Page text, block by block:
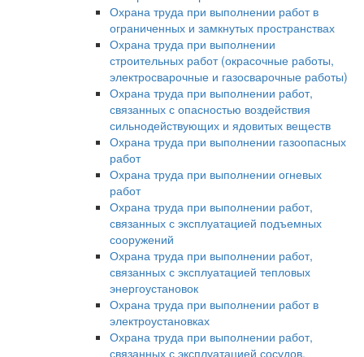
Охрана труда при выполнении работ в
ограниченных и замкнутых пространствах
Охрана труда при выполнении
строительных работ (окрасочные работы,
электросварочные и газосварочные работы)
Охрана труда при выполнении работ,
связанных с опасностью воздействия
сильнодействующих и ядовитых веществ
Охрана труда при выполнении газоопасных
работ
Охрана труда при выполнении огневых
работ
Охрана труда при выполнении работ,
связанных с эксплуатацией подъемных
сооружений
Охрана труда при выполнении работ,
связанных с эксплуатацией тепловых
энергоустановок
Охрана труда при выполнении работ в
электроустановках
Охрана труда при выполнении работ,
связанных с эксплуатацией сосудов,